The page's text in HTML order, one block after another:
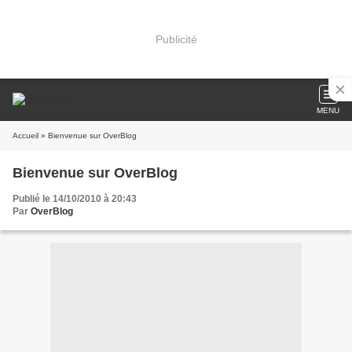
Publicité
MENU
Accueil » Bienvenue sur OverBlog
Bienvenue sur OverBlog
Publié le 14/10/2010 à 20:43
Par OverBlog